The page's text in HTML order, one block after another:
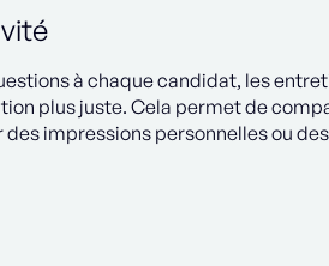
à chaque candidat, les
plus juste. Cela permet de
des impressions personnelles ou